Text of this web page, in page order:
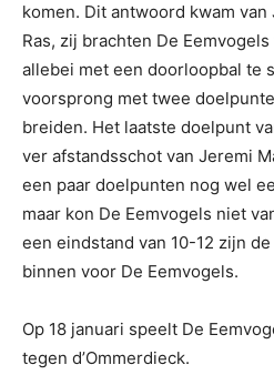
komen. Dit antwoord kwam
Ras, zij brachten De
allebei met een doorloopbal te
voorsprong met twee
breiden. Het laatste doelpunt
ver afstandsschot van Jeremi
een paar doelpunten nog wel
maar kon De Eemvogels niet
een eindstand van 10-12 zijn
binnen voor De Eemvogels.
Op 18 januari speelt De
tegen d’Ommerdieck.